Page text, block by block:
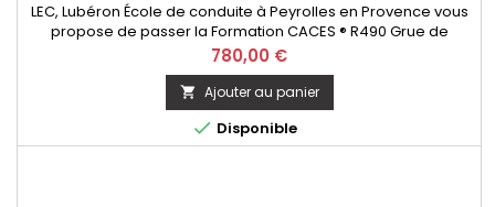
LEC, Lubéron École de conduite à Peyrolles en Provence vous
propose de passer la Formation CACES ® R490 Grue de
chargement - option télécommande. Initial ou Recyclage
Prix
780,00 €
 Ajouter au panier
 Disponible